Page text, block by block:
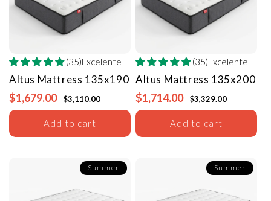
(35)Excelente
Altus Mattress 135x190
$1,679.00 $3,110.00
Add to cart
(35)Excelente
Altus Mattress 135x200
$1,714.00 $3,329.00
Add to cart
Summer Summer